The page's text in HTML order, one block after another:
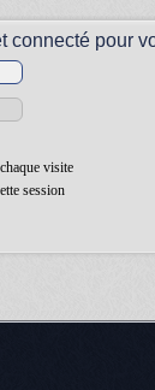
connecté pour
visite
session